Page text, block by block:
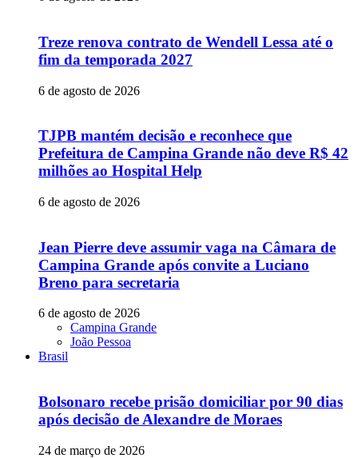
Treze renova contrato de Wendell Lessa até o
fim da temporada 2027
6 de agosto de 2026
TJPB mantém decisão e reconhece que
Prefeitura de Campina Grande não deve R$ 42
milhões ao Hospital Help
6 de agosto de 2026
Jean Pierre deve assumir vaga na Câmara de
Campina Grande após convite a Luciano
Breno para secretaria
6 de agosto de 2026
Campina Grande
João Pessoa
Brasil
Bolsonaro recebe prisão domiciliar por 90 dias
após decisão de Alexandre de Moraes
24 de março de 2026